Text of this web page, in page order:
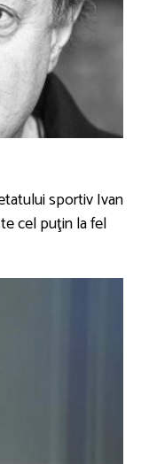
sportiv Ivan
cel puţin la fel